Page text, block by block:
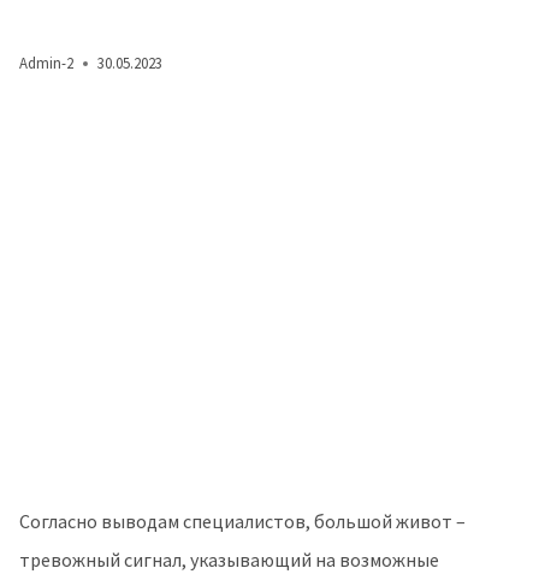
Admin-2 30.05.2023
Согласно выводам специалистов, большой живот –
тревожный сигнал, указывающий на возможные